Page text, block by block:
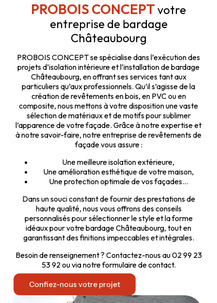
PROBOIS CONCEPT votre
entreprise de bardage
Châteaubourg
PROBOIS CONCEPT se spécialise dans l’exécution des
projets d’isolation intérieure et l’installation de bardage
Châteaubourg, en offrant ses services tant aux
particuliers qu’aux professionnels. Qu’il s’agisse de la
création de revêtements en bois, en PVC ou en
composite, nous mettons à votre disposition une vaste
sélection de matériaux et de motifs pour sublimer
l’apparence de votre façade. Grâce à notre expertise et
à notre savoir-faire, notre entreprise de revêtements de
façade vous assure :
Une meilleure isolation extérieure,
Une amélioration esthétique de votre maison,
Une protection optimale de vos façades…
Dans un souci constant de fournir des prestations de
haute qualité, nous vous offrons des conseils
personnalisés pour sélectionner le style et la forme
idéaux pour votre bardage Châteaubourg, tout en
garantissant des finitions impeccables et intégrales.
Besoin de renseignement ? Contactez-nous au 02 99 23
53 92 ou via notre formulaire de contact.
Confiez-nous votre projet